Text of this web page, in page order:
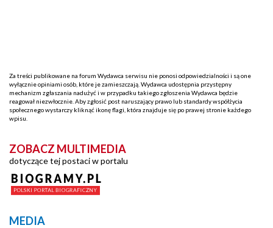
Za treści publikowane na forum Wydawca serwisu nie ponosi odpowiedzialności i są one
wyłącznie opiniami osób, które je zamieszczają. Wydawca udostępnia przystępny
mechanizm zgłaszania nadużyć i w przypadku takiego zgłoszenia Wydawca będzie
reagował niezwłocznie. Aby zgłosić post naruszający prawo lub standardy współżycia
społecznego wystarczy kliknąć ikonę flagi, która znajduje się po prawej stronie każdego
wpisu.
ZOBACZ MULTIMEDIA
dotyczące tej postaci w portalu
MEDIA